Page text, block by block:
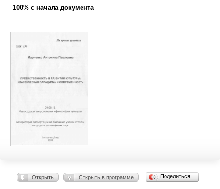
100% с начала документа
Открыть Открыть в программе Поделиться…